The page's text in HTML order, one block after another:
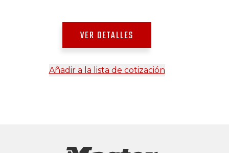
VER DETALLES
Añadir a la lista de cotización